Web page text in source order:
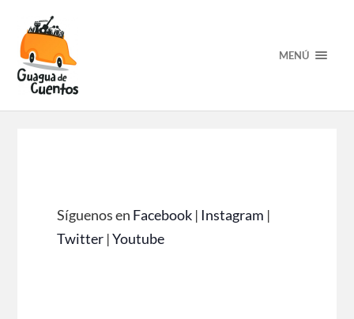
MENÚ
Síguenos en Facebook | Instagram |
Twitter |Youtube